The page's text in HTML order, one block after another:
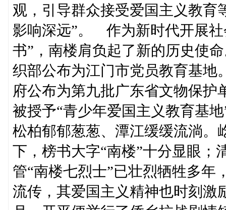
观，引导群众接受爱国主义教育
影响深远”。 作为新时代开展
书”，南楼肩负起了新的历史使
织部公布为江门市党员教育基地
府公布为第九批广东省文物保护
被授予“青少年爱国主义教育
松柏郁郁葱葱、潭江缓缓流淌。
下，榜书大字“南楼”十分显眼
管“南楼七烈士”已壮烈牺牲多年
流传，其爱国主义精神也时刻